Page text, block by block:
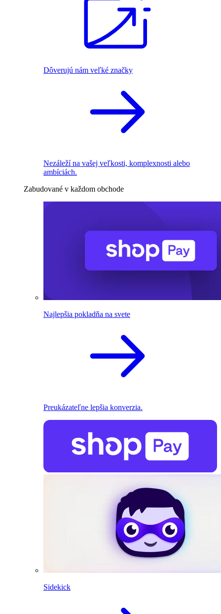
Dôverujú nám veľké značky
Nezáleží na vašej veľkosti, komplexnosti alebo
ambíciách.
Zabudované v každom obchode
Najlepšia pokladňa na svete
Preukázateľne lepšia konverzia.
Sidekick